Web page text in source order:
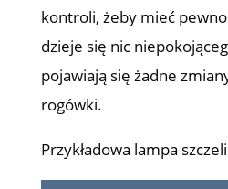
kontroli, żeby mieć
dzieje się nic
pojawiają się żadne
rogówki.
Przykładowa lampa